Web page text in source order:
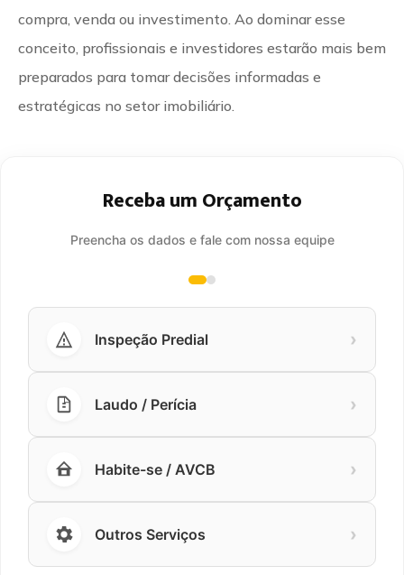
compra, venda ou investimento. Ao dominar esse
conceito, profissionais e investidores estarão mais bem
preparados para tomar decisões informadas e
estratégicas no setor imobiliário.
Receba um Orçamento
Preencha os dados e fale com nossa equipe
Inspeção Predial ›
Laudo / Perícia ›
Habite-se / AVCB ›
Outros Serviços ›